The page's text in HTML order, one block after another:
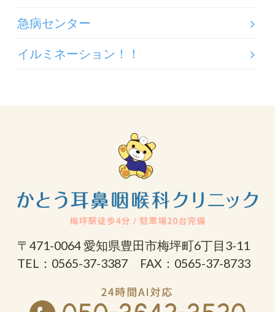
急病センター
イルミネーション！！
〒471-0064 愛知県豊田市梅坪町6丁目3-11
TEL：0565-37-3387 FAX：0565-37-8733